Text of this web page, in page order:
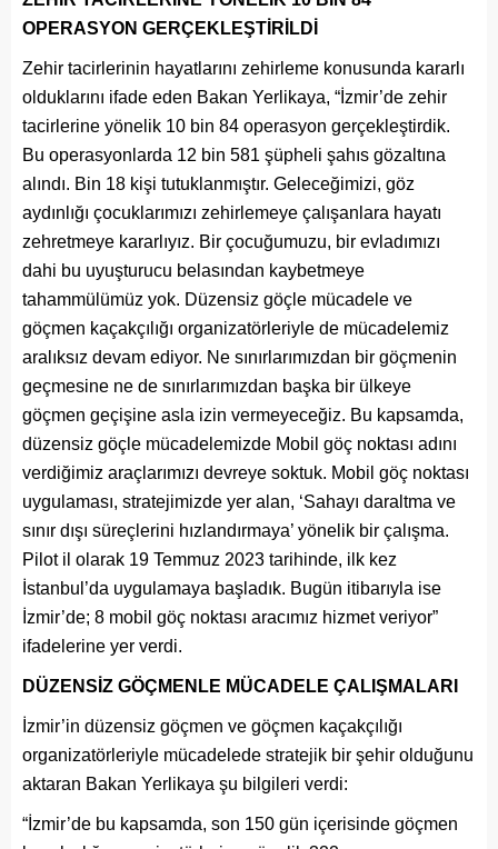
OPERASYON GERÇEKLEŞTİRİLDİ
Zehir tacirlerinin hayatlarını zehirleme konusunda kararlı
olduklarını ifade eden Bakan Yerlikaya, “İzmir’de zehir
tacirlerine yönelik 10 bin 84 operasyon gerçekleştirdik.
Bu operasyonlarda 12 bin 581 şüpheli şahıs gözaltına
alındı. Bin 18 kişi tutuklanmıştır. Geleceğimizi, göz
aydınlığı çocuklarımızı zehirlemeye çalışanlara hayatı
zehretmeye kararlıyız. Bir çocuğumuzu, bir evladımızı
dahi bu uyuşturucu belasından kaybetmeye
tahammülümüz yok. Düzensiz göçle mücadele ve
göçmen kaçakçılığı organizatörleriyle de mücadelemiz
aralıksız devam ediyor. Ne sınırlarımızdan bir göçmenin
geçmesine ne de sınırlarımızdan başka bir ülkeye
göçmen geçişine asla izin vermeyeceğiz. Bu kapsamda,
düzensiz göçle mücadelemizde Mobil göç noktası adını
verdiğimiz araçlarımızı devreye soktuk. Mobil göç noktası
uygulaması, stratejimizde yer alan, ‘Sahayı daraltma ve
sınır dışı süreçlerini hızlandırmaya’ yönelik bir çalışma.
Pilot il olarak 19 Temmuz 2023 tarihinde, ilk kez
İstanbul’da uygulamaya başladık. Bugün itibarıyla ise
İzmir’de; 8 mobil göç noktası aracımız hizmet veriyor”
ifadelerine yer verdi.
DÜZENSİZ GÖÇMENLE MÜCADELE ÇALIŞMALARI
İzmir’in düzensiz göçmen ve göçmen kaçakçılığı
organizatörleriyle mücadelede stratejik bir şehir olduğunu
aktaran Bakan Yerlikaya şu bilgileri verdi:
“İzmir’de bu kapsamda, son 150 gün içerisinde göçmen